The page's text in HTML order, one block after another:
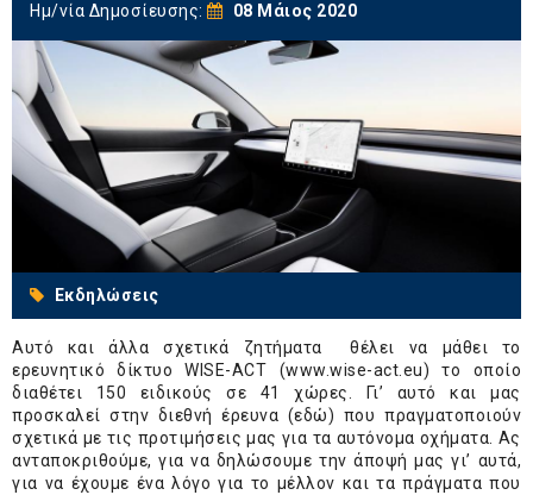
Ημ/νία Δημοσίευσης: 08 Μάιος 2020
Εκδηλώσεις
Αυτό και άλλα σχετικά ζητήματα θέλει να μάθει το
ερευνητικό δίκτυο WISE-ACT (www.wise-act.eu) το οποίο
διαθέτει 150 ειδικούς σε 41 χώρες. Γι’ αυτό και μας
προσκαλεί στην διεθνή έρευνα (εδώ) που πραγματοποιούν
σχετικά με τις προτιμήσεις μας για τα αυτόνομα οχήματα. Ας
ανταποκριθούμε, για να δηλώσουμε την άποψή μας γι’ αυτά,
για να έχουμε ένα λόγο για το μέλλον και τα πράγματα που